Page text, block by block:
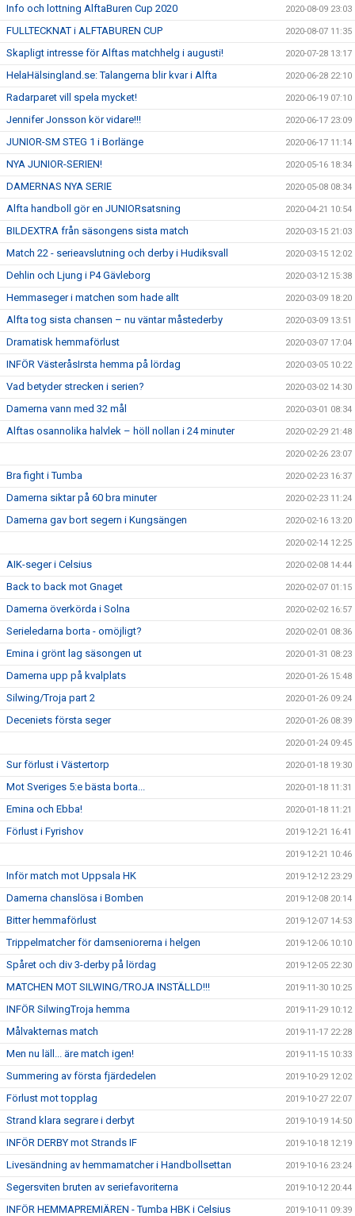
Info och lottning AlftaBuren Cup 2020 2020-08-09 23:03
FULLTECKNAT i ALFTABUREN CUP 2020-08-07 11:35
Skapligt intresse för Alftas matchhelg i augusti! 2020-07-28 13:17
HelaHälsingland.se: Talangerna blir kvar i Alfta 2020-06-28 22:10
Radarparet vill spela mycket! 2020-06-19 07:10
Jennifer Jonsson kör vidare!!! 2020-06-17 23:09
JUNIOR-SM STEG 1 i Borlänge 2020-06-17 11:14
NYA JUNIOR-SERIEN! 2020-05-16 18:34
DAMERNAS NYA SERIE 2020-05-08 08:34
Alfta handboll gör en JUNIORsatsning 2020-04-21 10:54
BILDEXTRA från säsongens sista match 2020-03-15 21:03
Match 22 - serieavslutning och derby i Hudiksvall 2020-03-15 12:02
Dehlin och Ljung i P4 Gävleborg 2020-03-12 15:38
Hemmaseger i matchen som hade allt 2020-03-09 18:20
Alfta tog sista chansen – nu väntar måstederby 2020-03-09 13:51
Dramatisk hemmaförlust 2020-03-07 17:04
INFÖR VästeråsIrsta hemma på lördag 2020-03-05 10:22
Vad betyder strecken i serien? 2020-03-02 14:30
Damerna vann med 32 mål 2020-03-01 08:34
Alftas osannolika halvlek – höll nollan i 24 minuter 2020-02-29 21:48
2020-02-26 23:07
Bra fight i Tumba 2020-02-23 16:37
Damerna siktar på 60 bra minuter 2020-02-23 11:24
Damerna gav bort segern i Kungsängen 2020-02-16 13:20
2020-02-14 12:25
AIK-seger i Celsius 2020-02-08 14:44
Back to back mot Gnaget 2020-02-07 01:15
Damerna överkörda i Solna 2020-02-02 16:57
Serieledarna borta - omöjligt? 2020-02-01 08:36
Emina i grönt lag säsongen ut 2020-01-31 08:23
Damerna upp på kvalplats 2020-01-26 15:48
Silwing/Troja part 2 2020-01-26 09:24
Deceniets första seger 2020-01-26 08:39
2020-01-24 09:45
Sur förlust i Västertorp 2020-01-18 19:30
Mot Sveriges 5:e bästa borta... 2020-01-18 11:31
Emina och Ebba! 2020-01-18 11:21
Förlust i Fyrishov 2019-12-21 16:41
2019-12-21 10:46
Inför match mot Uppsala HK 2019-12-12 23:29
Damerna chanslösa i Bomben 2019-12-08 20:14
Bitter hemmaförlust 2019-12-07 14:53
Trippelmatcher för damseniorerna i helgen 2019-12-06 10:10
Spåret och div 3-derby på lördag 2019-12-05 22:30
MATCHEN MOT SILWING/TROJA INSTÄLLD!!! 2019-11-30 10:25
INFÖR SilwingTroja hemma 2019-11-29 10:12
Målvakternas match 2019-11-17 22:28
Men nu läll... äre match igen! 2019-11-15 10:33
Summering av första fjärdedelen 2019-10-29 12:02
Förlust mot topplag 2019-10-27 22:07
Strand klara segrare i derbyt 2019-10-19 14:50
INFÖR DERBY mot Strands IF 2019-10-18 12:19
Livesändning av hemmamatcher i Handbollsettan 2019-10-16 23:24
Segersviten bruten av seriefavoriterna 2019-10-12 20:44
INFÖR HEMMAPREMIÄREN - Tumba HBK i Celsius 2019-10-11 09:39